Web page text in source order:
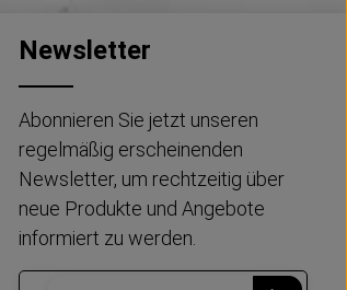
Newsletter
Abonnieren Sie jetzt unseren
regelmäßig erscheinenden
Newsletter, um rechtzeitig über
neue Produkte und Angebote
informiert zu werden.